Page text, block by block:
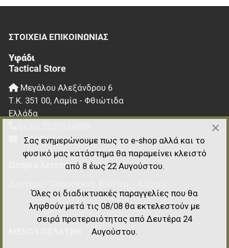
ΣΤΟΙΧΕΊΑ EΠΙΚΟΙΝΩΝΊΑΣ
Υφάδι
Tactical Store
Μεγάλου Αλεξάνδρου 6
Τ.Κ. 351 00, Λαμία - Φθιώτιδα
Ελλάδα
info@ifadi.gr
Ωράριο λειτουργίας
×
Σας ενημερώνουμε πως το e-shop αλλά και το
φυσικό μας κατάστημα θα παραμείνει κλειστό
από 8 έως 22 Αυγούστου.
Όλες οι διαδικτυακές παραγγελίες που θα
ληφθούν μετά τις 08/08 θα εκτελεστούν με
σειρά προτεραιότητας από Δευτέρα 24
Αυγούστου.